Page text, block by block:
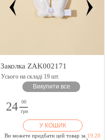
Заколка ZAK002171
Усього на складі 19 шт.
Викупити все
24
00
грн
У КОШИК
Ви можете придбати цей товар за 19.20